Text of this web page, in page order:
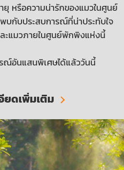
ยุ หรือความน่ารักของแมวในศูนย์
บกับประสบการณ์ที่น่าประทับใจ
ะแมวภายในศูนย์พักพิงแห่งนี้
ณ์อันแสนพิเศษได้แล้ววันนี้
ยดเพิ่มเติม